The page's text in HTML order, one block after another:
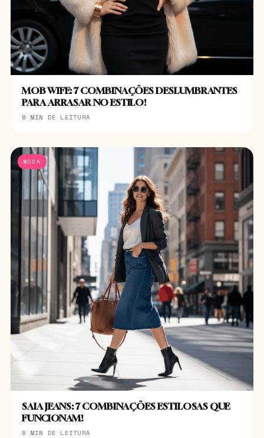
MOB WIFE: 7 COMBINAÇÕES DESLUMBRANTES
PARA ARRASAR NO ESTILO!
8 MIN DE LEITURA
MODA
SAIA JEANS: 7 COMBINAÇÕES ESTILOSAS QUE
FUNCIONAM!
8 MIN DE LEITURA